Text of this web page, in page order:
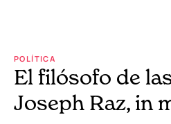
POLÍTICA
El filósofo de
Joseph Raz, in